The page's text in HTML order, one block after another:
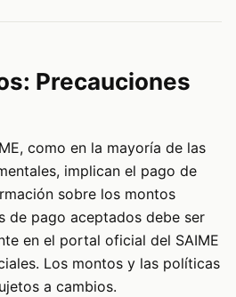
Precauciones
como en la mayoría de las
implican el pago de
sobre los montos
de pago aceptados debe ser
en el portal oficial del SAIME
Los montos y las políticas
a cambios.